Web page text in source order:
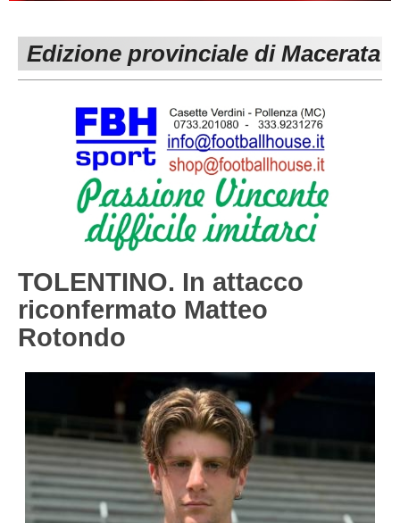
Carica la tua Rosa
1^ CATEGORIA
3^ CATEGORIA
GIOVANILI
Edizione provinciale di Macerata
TOLENTINO. In attacco
riconfermato Matteo
Rotondo